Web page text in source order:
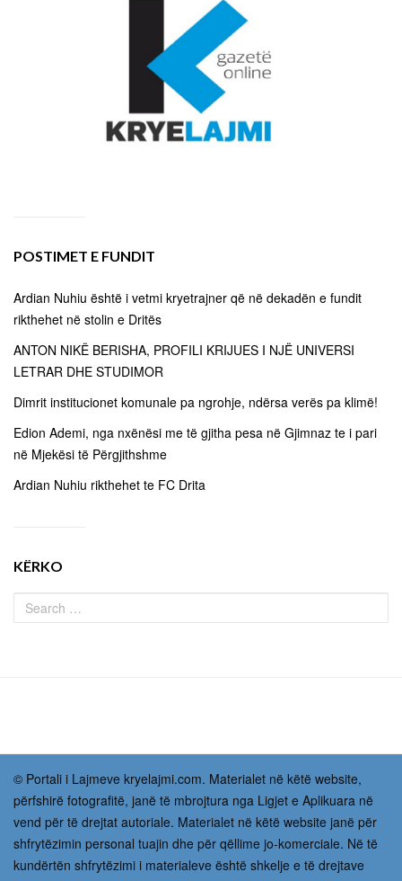
POSTIMET E FUNDIT
Ardian Nuhiu është i vetmi kryetrajner që në dekadën e fundit
rikthehet në stolin e Dritës
ANTON NIKË BERISHA, PROFILI KRIJUES I NJË UNIVERSI
LETRAR DHE STUDIMOR
Dimrit institucionet komunale pa ngrohje, ndërsa verës pa klimë!
Edion Ademi, nga nxënësi me të gjitha pesa në Gjimnaz te i pari
në Mjekësi të Përgjithshme
Ardian Nuhiu rikthehet te FC Drita
KËRKO
© Portali i Lajmeve kryelajmi.com. Materialet në këtë website,
përfshirë fotografitë, janë të mbrojtura nga Ligjet e Aplikuara në
vend për të drejtat autoriale. Materialet në këtë website janë për
shfrytëzimin personal tuajin dhe për qëllime jo-komerciale. Në të
kundërtën shfrytëzimi i materialeve është shkelje e të drejtave